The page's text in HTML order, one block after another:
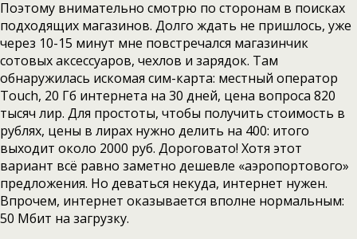
Поэтому внимательно смотрю по сторонам в поисках
подходящих магазинов. Долго ждать не пришлось, уже
через 10-15 минут мне повстречался магазинчик
сотовых аксессуаров, чехлов и зарядок. Там
обнаружилась искомая сим-карта: местный оператор
Touch, 20 Гб интернета на 30 дней, цена вопроса 820
тысяч лир. Для простоты, чтобы получить стоимость в
рублях, цены в лирах нужно делить на 400: итого
выходит около 2000 руб. Дороговато! Хотя этот
вариант всё равно заметно дешевле «аэропортового»
предложения. Но деваться некуда, интернет нужен.
Впрочем, интернет оказывается вполне нормальным:
50 Мбит на загрузку.